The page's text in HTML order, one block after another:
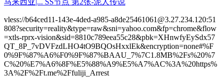
vless://b64ced11-143e-4ded-a985-a8de25461061@3.27.234.120:51
808?security=reality&type=raw&sni=yahoo.com&fp=chrome&flow
=xtls-rprx-vision&sid=8810c789eea55c28&pbk=XHnwfyEySdx57
QT_8P_7vDVFzdLHO4tO9BQOsHxxlEk&encryption=none#%F
0%9F%87%A6%F0%9F%87%BAAU_7%7C1.8MB%2Fs%20%7
C%20%E7%A6%8F%E5%88%A9%E5%A7%AC%3A%20https%
3A%2F%2Ft.me%2Ffuliji_Arrest